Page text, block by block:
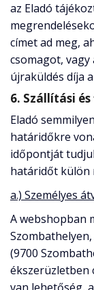
az Eladó
címet ad meg,
csomagot, vagy
újraküldés díja
6. Szállítási
Eladó
határidőkre
időpontját
határidőt külön
a.) Személyes
A webshopban
(9700
ékszerüzletben